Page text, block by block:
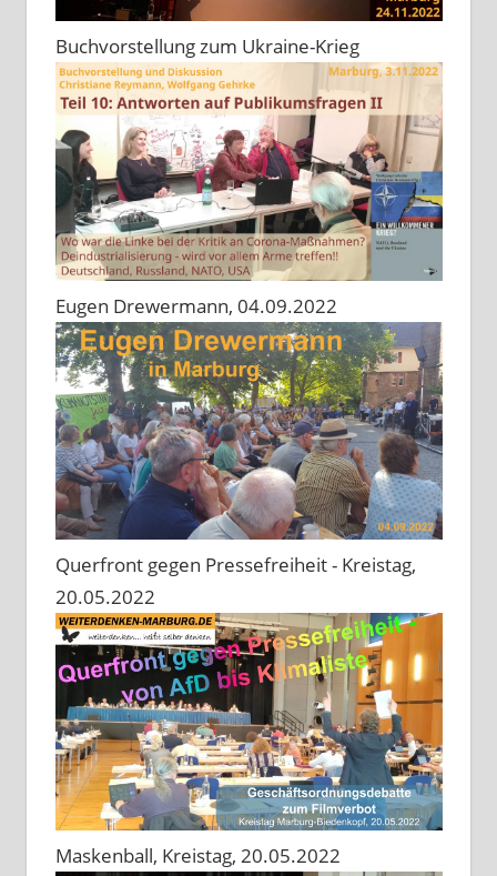
Buchvorstellung zum Ukraine-Krieg
Eugen Drewermann, 04.09.2022
Querfront gegen Pressefreiheit - Kreistag,
20.05.2022
Maskenball, Kreistag, 20.05.2022